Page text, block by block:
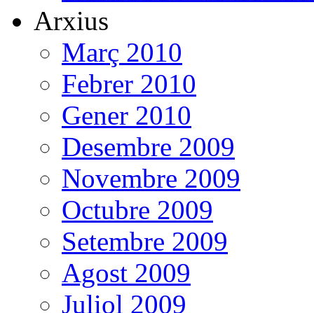
Arxius
Març 2010
Febrer 2010
Gener 2010
Desembre 2009
Novembre 2009
Octubre 2009
Setembre 2009
Agost 2009
Juliol 2009